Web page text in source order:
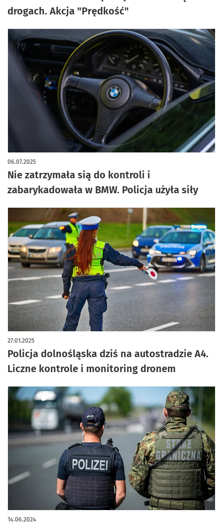
drogach. Akcja "Prędkość"
Nie zatrzymała sią do kontroli i
zabarykadowała w BMW. Policja użyła siły
06.07.2025
Policja dolnośląska dziś na autostradzie A4.
Liczne kontrole i monitoring dronem
27.01.2025
14.06.2024